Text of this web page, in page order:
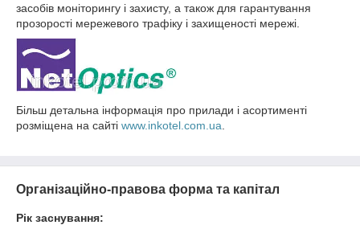
засобів моніторингу і захисту, а також для гарантування
прозорості мережевого трафіку і захищеності мережі.
Більш детальна інформація про прилади і асортименті
розміщена на сайті www.inkotel.com.ua
Організаційно-правова форма та капітал
Рік заснування: